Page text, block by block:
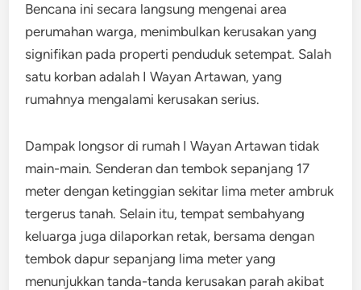
Bencana ini secara langsung mengenai area
perumahan warga, menimbulkan kerusakan yang
signifikan pada properti penduduk setempat. Salah
satu korban adalah I Wayan Artawan, yang
rumahnya mengalami kerusakan serius.
Dampak longsor di rumah I Wayan Artawan tidak
main-main. Senderan dan tembok sepanjang 17
meter dengan ketinggian sekitar lima meter ambruk
tergerus tanah. Selain itu, tempat sembahyang
keluarga juga dilaporkan retak, bersama dengan
tembok dapur sepanjang lima meter yang
menunjukkan tanda-tanda kerusakan parah akibat